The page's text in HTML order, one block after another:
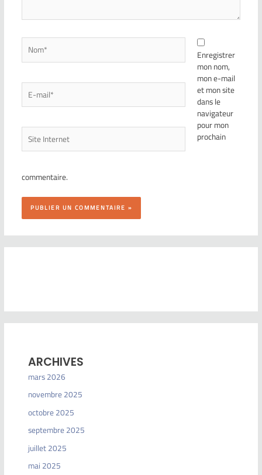
Enregistrer
mon nom,
mon e-mail
et mon site
dans le
navigateur
pour mon
prochain
commentaire.
ARCHIVES
mars 2026
novembre 2025
octobre 2025
septembre 2025
juillet 2025
mai 2025